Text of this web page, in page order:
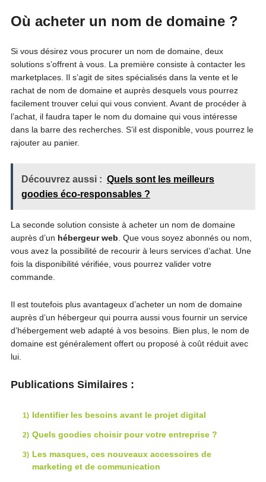
Où acheter un nom de domaine ?
Si vous désirez vous procurer un nom de domaine, deux
solutions s’offrent à vous. La première consiste à contacter les
marketplaces. Il s’agit de sites spécialisés dans la vente et le
rachat de nom de domaine et auprès desquels vous pourrez
facilement trouver celui qui vous convient. Avant de procéder à
l’achat, il faudra taper le nom du domaine qui vous intéresse
dans la barre des recherches. S’il est disponible, vous pourrez le
rajouter au panier.
Découvrez aussi : Quels sont les meilleurs
goodies éco-responsables ?
La seconde solution consiste à acheter un nom de domaine
auprès d’un hébergeur web . Que vous soyez abonnés ou nom,
vous avez la possibilité de recourir à leurs services d’achat. Une
fois la disponibilité vérifiée, vous pourrez valider votre
commande.
Il est toutefois plus avantageux d’acheter un nom de domaine
auprès d’un hébergeur qui pourra aussi vous fournir un service
d’hébergement web adapté à vos besoins. Bien plus, le nom de
domaine est généralement offert ou proposé à coût réduit avec
lui.
Publications Similaires :
Identifier les besoins avant le projet digital
Quels goodies choisir pour votre entreprise ?
Les masques, ces nouveaux accessoires de
marketing et de communication